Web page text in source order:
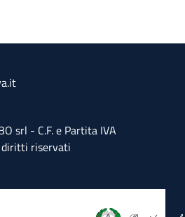
srl - C.F. e Partita IVA
riservati